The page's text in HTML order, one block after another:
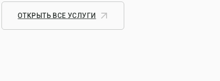
ОТКРЫТЬ ВСЕ УСЛУГИ